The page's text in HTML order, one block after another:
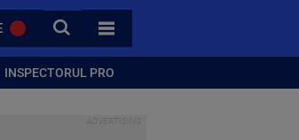
CAUTA
TOATE CATEGORIILE
INSPECTORUL PRO